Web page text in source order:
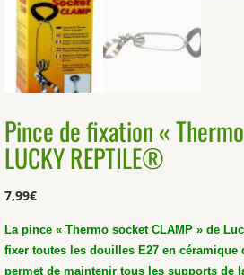
Pince de fixation «
LUCKY REPTILE®
7,99€
La pince « Thermo socket CLAMP » de
fixer toutes les douilles E27 en céramique
permet de maintenir tous les supports de